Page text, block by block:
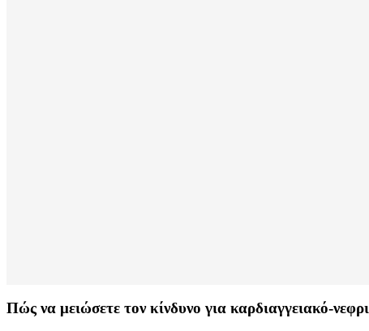
Πώς να μειώσετε τον κίνδυνο για καρδιαγγειακό-